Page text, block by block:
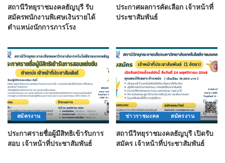
สถานีวิทยุราชมงคลธัญบุรี รับ
สมัครพนักงานพิเศษเงินรายได้
ตำแหน่งนักการภารโรง
ประกาศผลการคัดเลือก เจ้าหน้าที่
ประชาสัมพันธ์
สมัครงาน
ประกาศรายชื่อผู้มีสิทธิเข้ารับการ
สอบ เจ้าหน้าที่ประชาสัมพันธ์
ข่าวราชมงคล สมัครงาน
สถานีวิทยุราชมงคลธัญบุรี เปิดรับ
สมัคร เจ้าหน้าที่ประชาสัมพันธ์